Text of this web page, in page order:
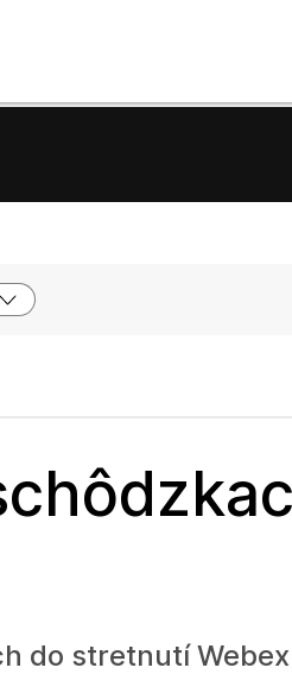
do stretnutí